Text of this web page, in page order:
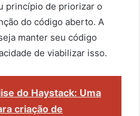
princípio de priorizar o
do código aberto. A
manter seu código
de viabilizar isso.
do Haystack: Uma
criação de